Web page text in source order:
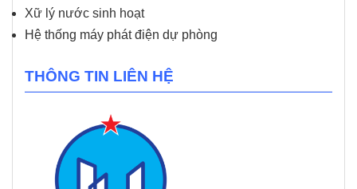
Xữ lý nước sinh hoạt
Hệ thống máy phát điện dự phòng
THÔNG TIN LIÊN HỆ